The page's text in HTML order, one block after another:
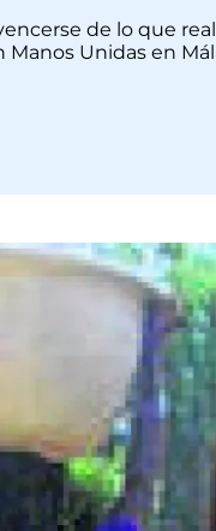
de lo que
Unidas en